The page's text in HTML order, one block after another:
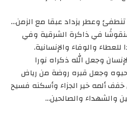
وعطر يزداد عبقا مع الزمن…
في ذاكرة الشرقية وفي
للعطاء والوفاء والإنسانية.
وجعل الله ذكراه نورا
وجعل قبره روضة من رياض
ألمه خير الجزاء وأسكنه فسيح
والشهداء والصالحين…